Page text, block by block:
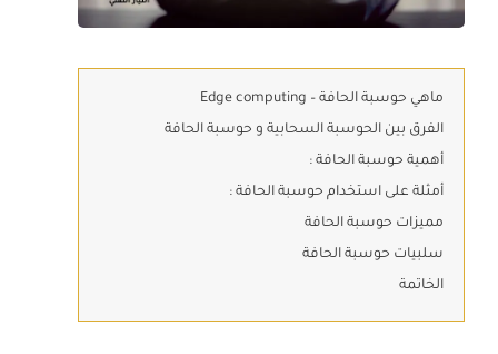
ماهي حوسبة الحافة – Edge computing
الفرق بين الحوسبة السحابية و حوسبة الحافة
أهمية حوسبة الحافة :
أمثلة على استخدام حوسبة الحافة :
مميزات حوسبة الحافة
سلبيات حوسبة الحافة
الخاتمة